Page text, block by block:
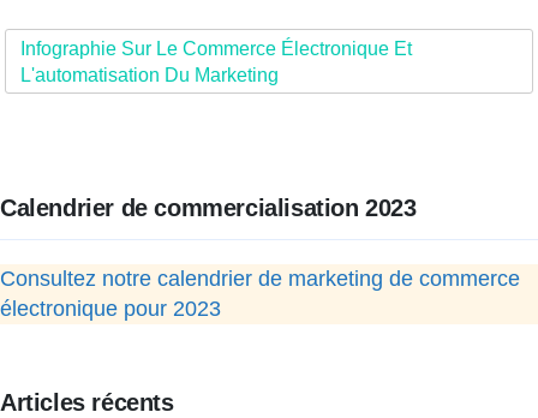
Infographie Sur Le Commerce Électronique Et
L'automatisation Du Marketing
Calendrier de commercialisation 2023
Consultez notre calendrier de marketing de commerce
électronique pour 2023
Articles récents